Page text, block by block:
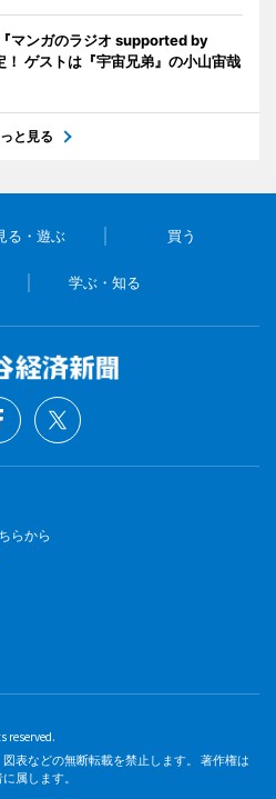
マンガのラジオ supported by
ゲストは『宇宙兄弟』の小山宙哉
と見る
る・遊ぶ 買う
学ぶ・知る
らから
reserved.
表などの無断転載を禁止します。 著作権は
属します。